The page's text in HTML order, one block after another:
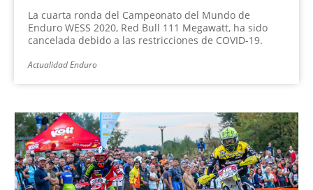
La cuarta ronda del Campeonato del Mundo de
Enduro WESS 2020, Red Bull 111 Megawatt, ha sido
cancelada debido a las restricciones de COVID-19.
Actualidad Enduro